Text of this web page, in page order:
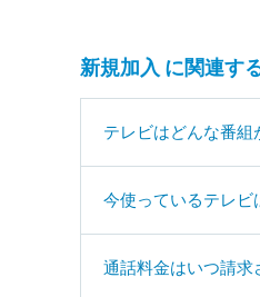
新規加入 に関連す
テレビはどんな番組
今使っているテレビ
通話料金はいつ請求